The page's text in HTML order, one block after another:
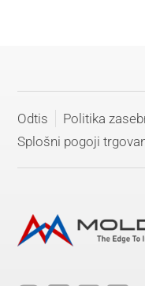
Odtis
Politika
Splošni pogoji